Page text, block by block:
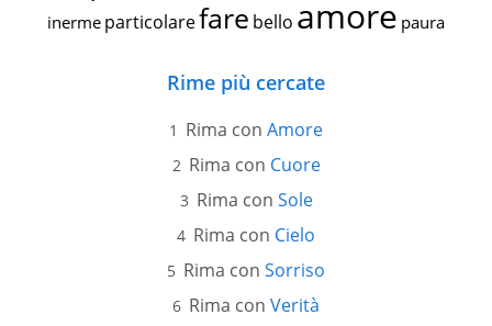
inerme particolarefare bello amore paura
Rime più cercate
Rima con Amore
Rima con Cuore
Rima con Sole
Rima con Cielo
Rima con Sorriso
Rima con Verità